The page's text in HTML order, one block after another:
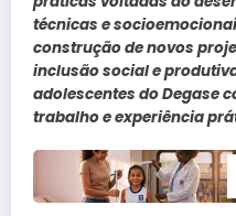
técnicas e
construção de novos
inclusão social e
adolescentes do Degase
trabalho e experiência